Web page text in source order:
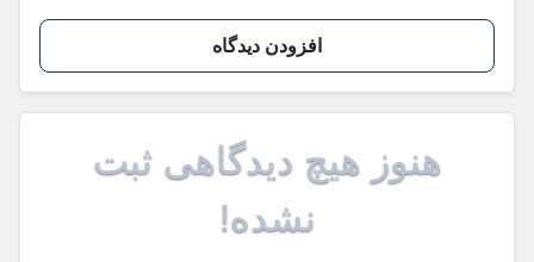
افزودن دیدگاه
هنوز هیچ دیدگاهی ثبت
نشده!